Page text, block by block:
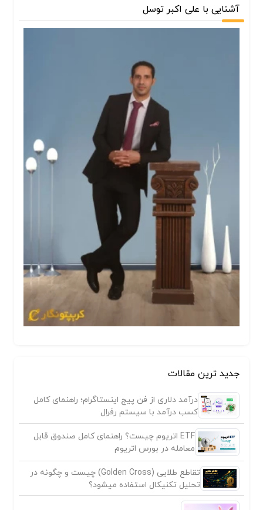
آشنایی با علی اکبر توسل
جدید ترین مقالات
درآمد دلاری از فن پیج اینستاگرام؛ راهنمای کامل
کسب درآمد با سیستم رفرال
ETF اتریوم چیست؟ راهنمای کامل صندوق قابل
معامله در بورس اتریوم
تقاطع طلایی (Golden Cross) چیست و چگونه در
تحلیل تکنیکال استفاده میشود؟